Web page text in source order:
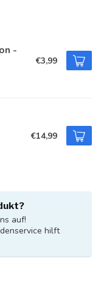
-
€3,99
€14,99
auf!
hilft